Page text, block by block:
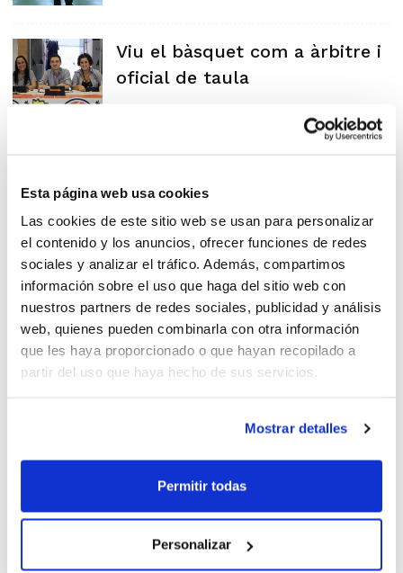
Esta página web usa cookies
Las cookies de este sitio web se usan para personalizar
el contenido y los anuncios, ofrecer funciones de redes
sociales y analizar el tráfico. Además, compartimos
información sobre el uso que haga del sitio web con
nuestros partners de redes sociales, publicidad y análisis
web, quienes pueden combinarla con otra información
que les haya proporcionado o que hayan recopilado a
partir del uso que haya hecho de sus servicios.
Mostrar detalles
Permitir todas
Personalizar
Viu el bàsquet com a àrbitre i
oficial de taula
Nuevos aspirantes a árbitro y
oficial de mesa
Cursos CTA: últimos días para
apuntarte
¿Árbitro, oficial de mesa o